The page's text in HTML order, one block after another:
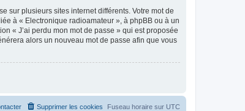
sur plusieurs sites internet différents. Votre mot de
à « Electronique radioamateur », à phpBB ou à un
« J’ai perdu mon mot de passe » qui est proposée
alors un nouveau mot de passe afin que vous
Fuseau horaire sur UTC
Supprimer les cookies